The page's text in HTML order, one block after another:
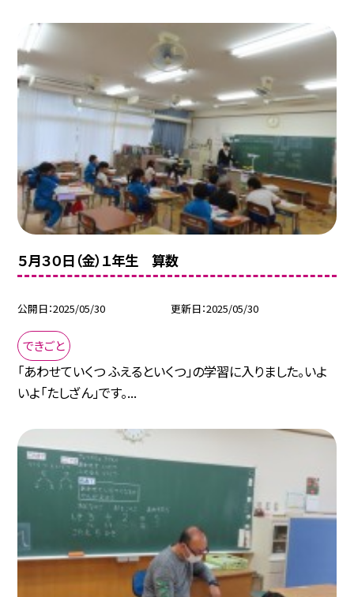
５月３０日（金）１年生 算数
公開日 2025/05/30 更新日 2025/05/30
できごと
「あわせていくつ ふえるといくつ」の学習に入りました。いよ
いよ「たしざん」です。...